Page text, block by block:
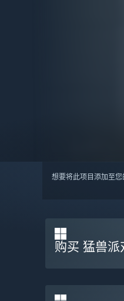
想要将此项目添加至
购买 猛兽派